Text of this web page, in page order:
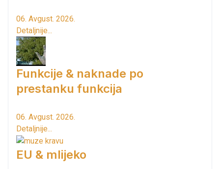
06. Avgust. 2026.
Detaljnije...
Funkcije & naknade po
prestanku funkcija
06. Avgust. 2026.
Detaljnije...
EU & mlijeko